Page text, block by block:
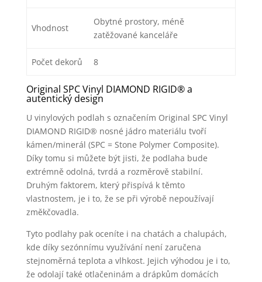
Vhodnost
Obytné prostory, méně
zatěžované kanceláře
Počet dekorů 8
Original SPC Vinyl DIAMOND RIGID® a
autentický design
U vinylových podlah s označením Original SPC Vinyl
DIAMOND RIGID® nosné jádro materiálu tvoří
kámen/minerál (SPC = Stone Polymer Composite).
Díky tomu si můžete být jisti, že podlaha bude
extrémně odolná, tvrdá a rozměrově stabilní.
Druhým faktorem, který přispívá k těmto
vlastnostem, je i to, že se při výrobě nepoužívají
změkčovadla.
Tyto podlahy pak oceníte i na chatách a chalupách,
kde díky sezónnímu využívání není zaručena
stejnoměrná teplota a vlhkost. Jejich výhodou je i to,
že odolají také otlačeninám a drápkům domácích